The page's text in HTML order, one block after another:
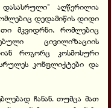
აღწერილია
დედამიწის დიდი
მკვიდრნი, რომლებიც
ცივილიზაციის
როგორც კოსმოსური
კონფლიქტები და
ჩანან. თუმცა მათ